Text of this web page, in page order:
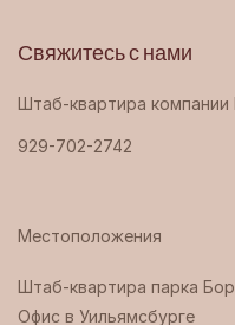
Свяжитесь с нами
Штаб-квартира компании
929-702-2742
Местоположения
Штаб-квартира парка
Офис в Уильямсбурге